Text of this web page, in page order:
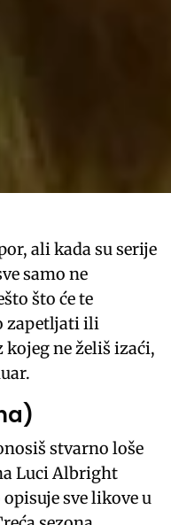
ali kada su serije
samo ne
što će te
zapetljati ili
ne želiš izaći,
stvarno loše
Luci Albright
opisuje sve likove u